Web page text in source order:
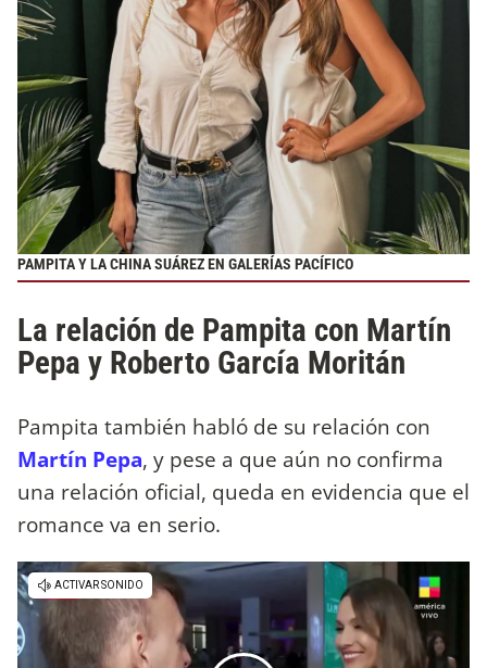
PAMPITA Y LA CHINA SUÁREZ EN GALERÍAS PACÍFICO
La relación de Pampita con Martín
Pepa y Roberto García Moritán
Pampita también habló de su relación con
Martín Pepa, y pese a que aún no confirma
una relación oficial, queda en evidencia que el
romance va en serio.